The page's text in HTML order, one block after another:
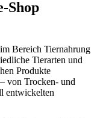
Shop
Bereich Tiernahrung
Tierarten und
Produkte
von Trocken- und
entwickelten